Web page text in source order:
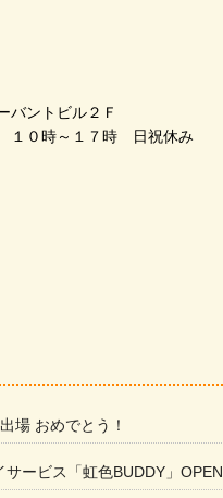
ントビル２Ｆ
１０時～１７時 日祝休み
場 おめでとう！
ービス「虹色BUDDY」OPEN